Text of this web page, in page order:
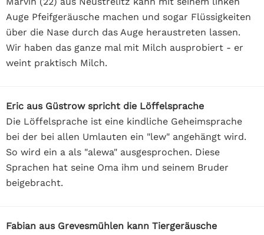
Auge Pfeifgeräusche machen und sogar Flüssigkeiten
über die Nase durch das Auge heraustreten lassen.
Wir haben das ganze mal mit Milch ausprobiert - er
weint praktisch Milch.
Eric aus Güstrow spricht die Löffelsprache
Die Löffelsprache ist eine kindliche Geheimsprache
bei der bei allen Umlauten ein "lew" angehängt wird.
So wird ein a als "alewa" ausgesprochen. Diese
Sprachen hat seine Oma ihm und seinem Bruder
beigebracht.
Fabian aus Grevesmühlen kann Tiergeräusche